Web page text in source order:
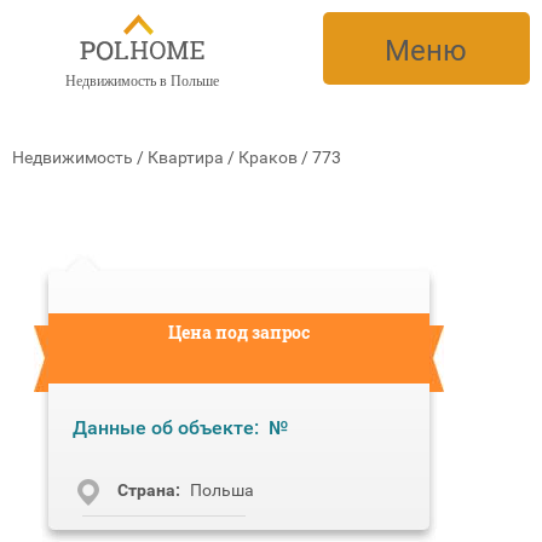
Недвижимость в Польше
Меню
Недвижимость / Квартира / Краков /773
Цена под запрос
Данные об объекте: №
Cтрана: Польша